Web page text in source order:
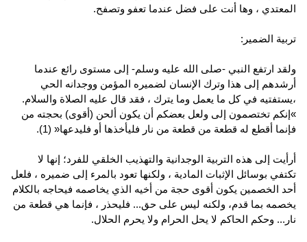
المعتدي ، وها أنت على فضل عندما تعفو وتصفح.
تربية الضمير:
ولقد ارتفع النبي -صلى الله عليه وسلم- إلى مستوى رائع عندما
أرشدهم إلى هذا وترك الإنسان لضميره المؤمن ووجدانه الحي
،يستفتيه في كل ما يعمل وما يترك ، فقد قال عليه الصلاة والسلام.
»إنكم تختصمون إلى ولعل بعضكم أن يكون ألحن (أقوى) بحجته من
فإنما أقطع له قطعة من قطعة من نار فليأخذها أو فليدعها« (1).
أرأيت إلى هذه التربية الوجدانية والتهذيب الخلقي للفرد؛ إنها لا
تكتفي بوسائل الإثبات المادية ، ولكنها تعود بالمرء إلى ضميره ، فلعل
أحد الخصمين يكون أقوى حجة من أخيه الذي يخاصمه فيحاجه بالكلام
يخصمه بما قدم، ولكنه ليس على حق... فليحذر ، فإنما هي قطعة من
نار... وحكم الحاكم لا يحل الحرام ولا يحرم الحلال.